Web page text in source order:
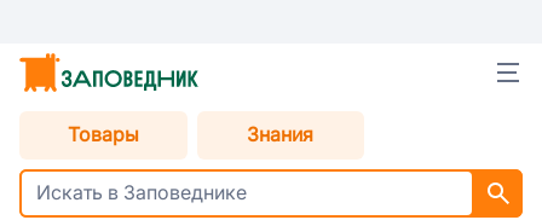
Товары Знания